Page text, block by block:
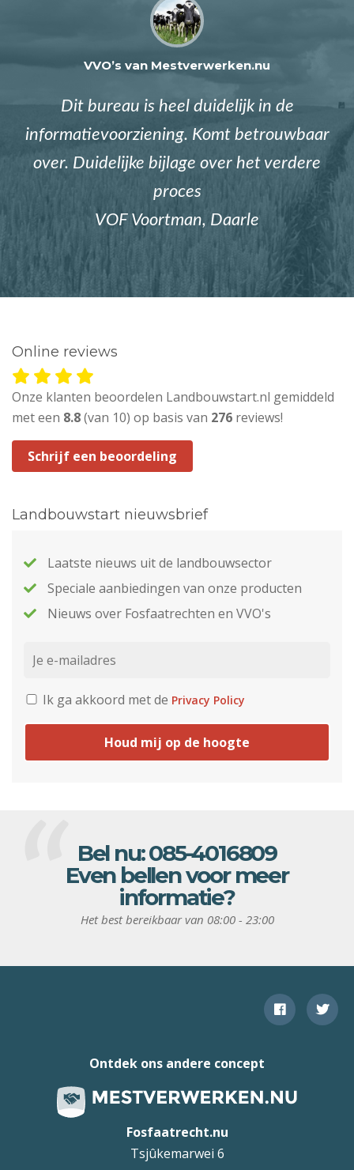
VVO’s van Mestverwerken.nu
Dit bureau is heel duidelijk in de
informatievoorziening. Komt betrouwbaar
over. Duidelijke bijlage over het verdere
proces
VOF Voortman, Daarle
Online reviews
Onze klanten beoordelen Landbouwstart.nl gemiddeld
met een 8.8(van 10) op basis van 276 reviews!
Schrijf een beoordeling
Landbouwstart nieuwsbrief
Laatste nieuws uit de landbouwsector
Speciale aanbiedingen van onze producten
Nieuws over Fosfaatrechten en VVO's
Ik ga akkoord met de Privacy Policy
Houd mij op de hoogte
Bel nu:085-4016809
Even bellen voor meer
informatie?
Het best bereikbaar van 08:00 - 23:00
Fosfaatrecht.nu
Tsjûkemarwei 6
Ontdek ons andere concept